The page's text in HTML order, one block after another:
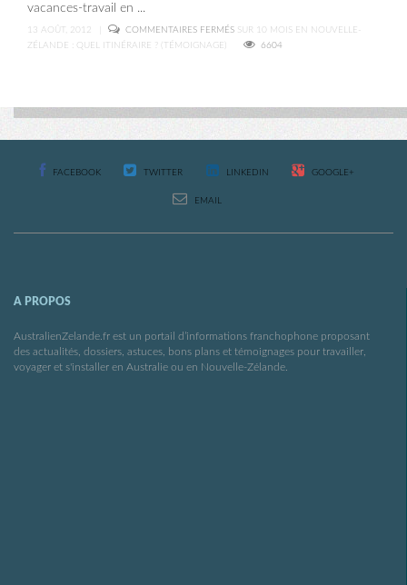
vacances-travail en ...
13 AOÛT, 2012 COMMENTAIRES FERMÉS SUR 10 MOIS EN NOUVELLE-
ZÉLANDE : QUEL ITINÉRAIRE ? (TÉMOIGNAGE)
6604
FACEBOOK TWITTER LINKEDIN GOOGLE+
EMAIL
A PROPOS
AustralienZelande.fr est un portail d’informations franchophone proposant
des actualités, dossiers, astuces, bons plans et témoignages pour travailler,
voyager et s'installer en Australie ou en Nouvelle-Zélande.